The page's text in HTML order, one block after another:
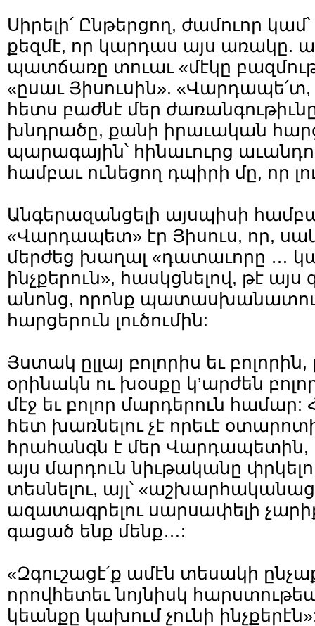
Սիրելի՛ Ընթերցող, ժամուոր
քեզմէ, որ կարդաս այս առակը.
պատճառը տուաւ «մէկը
«ըսաւ Յիսուսին». «Վարդապե՛տ,
հետս բաժնէ մեր
խնդրածը, քանի իրաւական
պարագային՝ հինաւուրց
համբաւ ունեցող դպիրի մը, որ
Անգերազանցելի այսպիսի
«Վարդապետ» էր Յիսուս, որ,
մերժեց խաղալ «դատաւորը …
ինչքերուն», հասկ­ցնելով, թէ այս
անոնց, որոնք պատասխանատու
հարցերուն լուծումին:
Յստակ ըլլայ բոլորիս եւ
օրինակն ու խօսքը կ’արժեն
մէջ եւ բոլոր մարդերուն
հետ խառնելու չէ որեւէ
հրահանգն է մեր Վարդապետին,
այս մարդուն նիւթականը
տեսնելու, այլ՝
ազատագրելու սարսափելի
գացած ենք մենք…:
«Զգուշացէ՛ք ամէն տեսակի
որովհետեւ նոյնիսկ
կեանքը կախում չունի